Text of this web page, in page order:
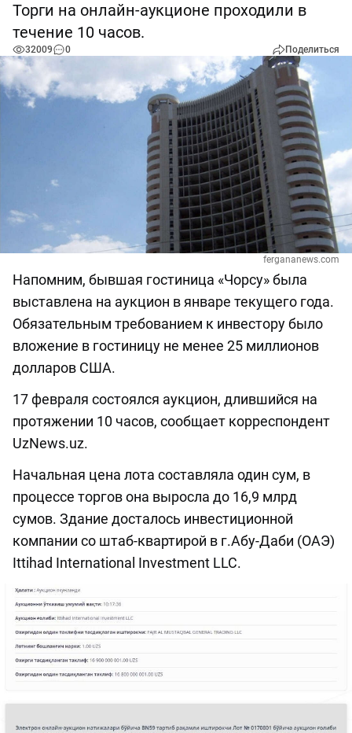
Торги на онлайн-аукционе проходили в
течение 10 часов.
32009 0 Поделиться
fergananews.com
Напомним, бывшая гостиница «Чорсу» была
выставлена на аукцион в январе текущего года.
Обязательным требованием к инвестору было
вложение в гостиницу не менее 25 миллионов
долларов США.
17 февраля состоялся аукцион, длившийся на
протяжении 10 часов, сообщает корреспондент
UzNews.uz.
Начальная цена лота составляла один сум, в
процессе торгов она выросла до 16,9 млрд
сумов. Здание досталось инвестиционной
компании со штаб-квартирой в г.Абу-Даби (ОАЭ)
Ittihad International Investment LLC.